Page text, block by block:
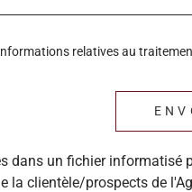
relatives au
dans un fichier informatisé
clientèle/prospects de